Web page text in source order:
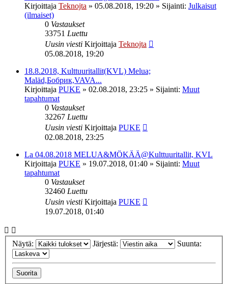
Kirjoittaja Teknojta » 05.08.2018, 19:20 » Sijainti: Julkaisut
(ilmaiset)
0 Vastaukset
33751 Luettu
Uusin viesti Kirjoittaja Teknojta
05.08.2018, 19:20
18.8.2018, Kulttuuritallit(KVL) Melua;
Maläd,Бобрик,VAVA...
Kirjoittaja PUKE » 02.08.2018, 23:25 » Sijainti: Muut
tapahtumat
0 Vastaukset
32267 Luettu
Uusin viesti Kirjoittaja PUKE
02.08.2018, 23:25
La 04.08.2018 MELUA&MÖKÄÄ@Kulttuuritallit, KVL
Kirjoittaja PUKE » 19.07.2018, 01:40 » Sijainti: Muut
tapahtumat
0 Vastaukset
32460 Luettu
Uusin viesti Kirjoittaja PUKE
19.07.2018, 01:40
Näytä: Järjestä: Suunta: